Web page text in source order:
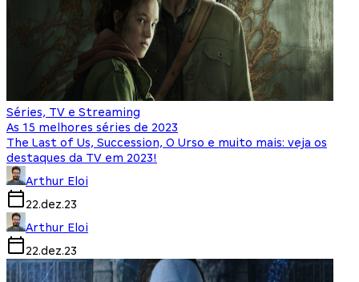
Séries, TV e Streaming
As 15 melhores séries de 2023
The Last of Us, Succession, O Urso e muito mais: veja os
destaques da TV em 2023!
Arthur Eloi
22.dez.23
Arthur Eloi
22.dez.23